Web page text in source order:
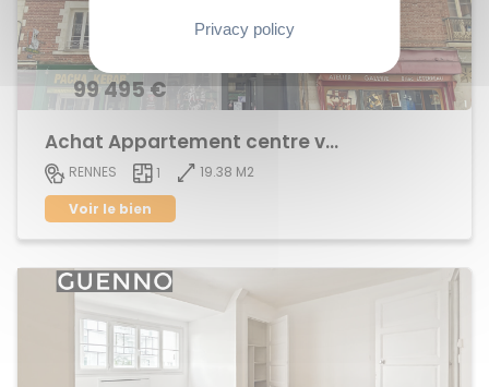
99 495 €
Achat Appartement centre ville
RENNES 1
19.38 M2
Voir le bien
Privacy policy